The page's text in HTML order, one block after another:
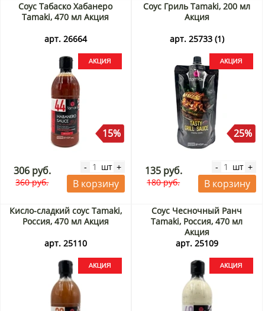
Соус Табаско Хабанеро
Tamaki, 470 мл Акция
арт. 26664
15%
306 руб.
360 руб.
- шт +
В корзину
Соус Гриль Tamaki, 200 мл
Акция
арт. 25733 (1)
25%
135 руб.
180 руб.
- шт +
В корзину
Кисло-сладкий соус Tamaki,
Россия, 470 мл Акция
арт. 25110
Соус Чесночный Ранч
Tamaki, Россия, 470 мл
Акция
арт. 25109